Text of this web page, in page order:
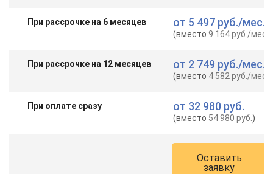
При рассрочке на 6 месяцев от 5 497 руб./мес.
(вместо9 164 руб./мес.
При рассрочке на 12 месяцев от 2 749 руб./мес.
(вместо4 582 руб./мес.
При оплате сразу от 32 980 руб.
(вместо54 980 руб.)
Оставить
заявку